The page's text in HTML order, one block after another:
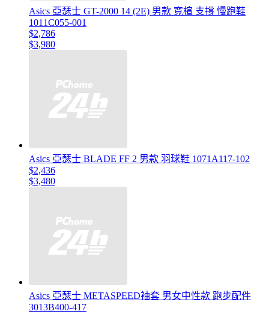
Asics 亞瑟士 GT-2000 14 (2E) 男款 寬楦 支撐 慢跑鞋
1011C055-001
$2,786
$3,980
Asics 亞瑟士 BLADE FF 2 男款 羽球鞋 1071A117-102
$2,436
$3,480
Asics 亞瑟士 METASPEED袖套 男女中性款 跑步配件
3013B400-417